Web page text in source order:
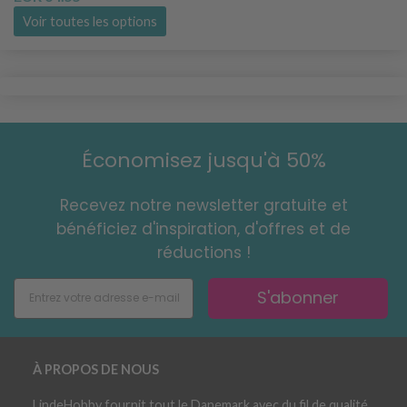
Voir toutes les options
Économisez jusqu'à 50%
Recevez notre newsletter gratuite et
bénéficiez d'inspiration, d'offres et de
réductions !
S'abonner
À PROPOS DE NOUS